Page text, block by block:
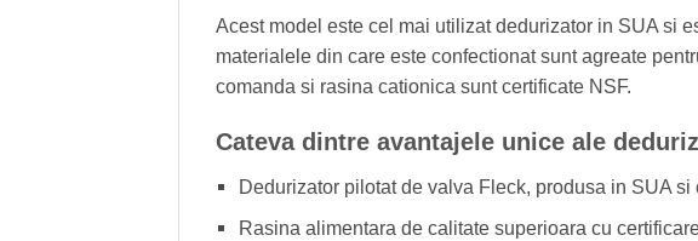
Acest model este cel mai utilizat dedurizator in SUA si
materialele din care este confectionat sunt agreate
comanda si rasina cationica sunt certificate NSF.
Cateva dintre avantajele unice ale
Dedurizator pilotat de valva Fleck, produsa in SUA si
Rasina alimentara de calitate superioara cu